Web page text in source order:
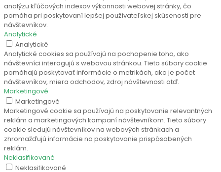
analýzu kľúčových indexov výkonnosti webovej stránky, čo
pomáha pri poskytovaní lepšej používateľskej skúsenosti pre
návštevníkov.
Analytické
Analytické
Analytické cookies sa používajú na pochopenie toho, ako
návštevníci interagujú s webovou stránkou. Tieto súbory cookie
pomáhajú poskytovať informácie o metrikách, ako je počet
návštevníkov, miera odchodov, zdroj návštevnosti atď.
Marketingové
Marketingové
Marketingové cookie sa používajú na poskytovanie relevantných
reklám a marketingových kampaní návštevníkom. Tieto súbory
cookie sledujú návštevníkov na webových stránkach a
zhromažďujú informácie na poskytovanie prispôsobených
reklám.
Neklasifikované
Neklasifikované